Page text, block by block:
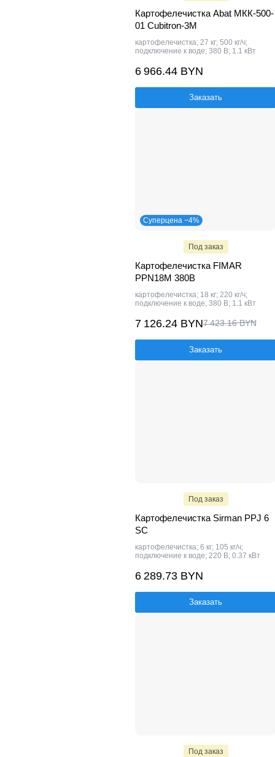
Картофелечистка Abat МКК-500-
01 Cubitron-3M
картофелечистка; 27 кг; 500 кг/ч;
подключение к воде; 380 В; 1.1 кВт
6 966.44 BYN
Заказать
Суперцена −4%
Под заказ
Картофелечистка FIMAR
PPN18M 380В
картофелечистка; 18 кг; 220 кг/ч;
подключение к воде; 380 В; 1.1 кВт
7 126.24 BYN7 423.16 BYN
Заказать
Под заказ
Картофелечистка Sirman PPJ 6
SC
картофелечистка; 6 кг; 105 кг/ч;
подключение к воде; 220 В; 0.37 кВт
6 289.73 BYN
Заказать
Под заказ